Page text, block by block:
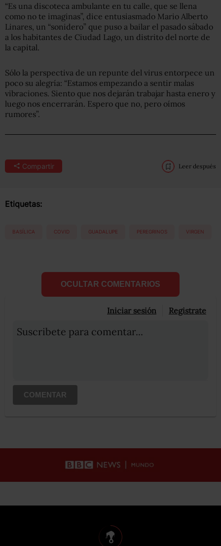
“Es una discoteca ambulante en tu calle, que se llena
como no te imaginas”, dice entusiasmado Mario Alberto
Linares, un “sonidero” que puso a bailar el pasado sábado
a los habitantes de Ciudad Lago, un distrito del norte de
la capital.
Sólo la perspectiva de un repunte del virus entorpece un
poco su alegría: “Estamos empezando a sentir malas
vibraciones. Siento que nos dejarán trabajar hasta enero y
luego nos encerrarán. Espero que no, pero oímos
rumores”.
Compartir Leer después
Etiquetas:
BASÍLICA COVID GUADALUPE PEREGRINOS VIRGEN
OCULTAR COMENTARIOS
Iniciar sesión Registrate
Suscribete para comentar...
COMENTAR